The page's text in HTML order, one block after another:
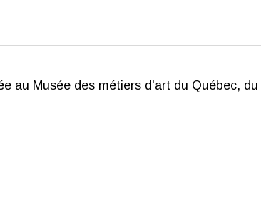
au Musée des métiers d'art du Québec,